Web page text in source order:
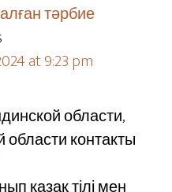
тәрбие
at 9:23 pm
области,
области контакты